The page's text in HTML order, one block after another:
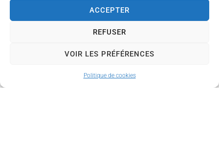
ACCEPTER
REFUSER
VOIR LES PRÉFÉRENCES
Politique de cookies
pratiques
jours à partir du 14
Où: Sur le marché de